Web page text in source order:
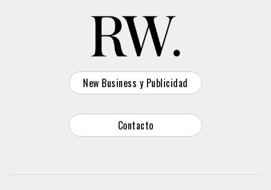
New Business y Publicidad
Contacto